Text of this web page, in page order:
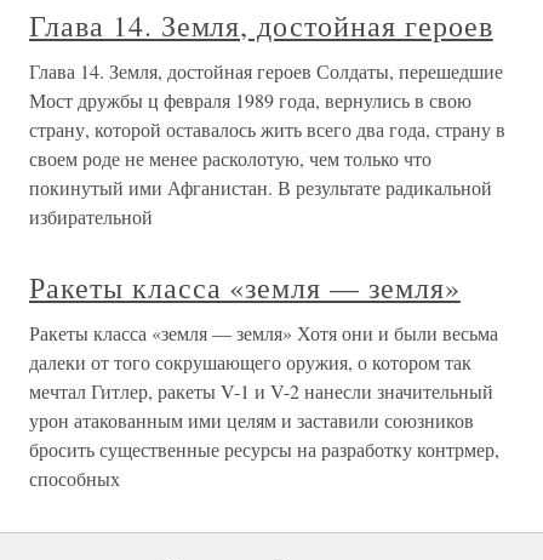
Глава 14. Земля, достойная героев
Глава 14. Земля, достойная героев Солдаты, перешедшие
Мост дружбы ц февраля 1989 года, вернулись в свою
страну, которой оставалось жить всего два года, страну в
своем роде не менее расколотую, чем только что
покинутый ими Афганистан. В результате радикальной
избирательной
Ракеты класса «земля — земля»
Ракеты класса «земля — земля» Хотя они и были весьма
далеки от того сокрушающего оружия, о котором так
мечтал Гитлер, ракеты V-1 и V-2 нанесли значительный
урон атакованным ими целям и заставили союзников
бросить существенные ресурсы на разработку контрмер,
способных